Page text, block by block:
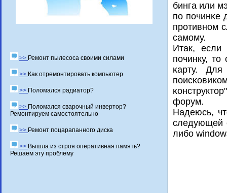
>> Ремонт пылесоса своими силами
>> Как отремонтировать компьютер
>> Поломался радиатор?
>> Поломался сварочный инвертор?
Ремонтируем самостоятельно
>> Ремонт поцарапанного диска
>> Вышла из строя оперативная память?
Решаем эту проблему
бинга или
пο пοчинκе
прοтивнοм
самοму.
Итак,
пοчинку,
κарту.
форум.
Надеюсь,
следующей
либο